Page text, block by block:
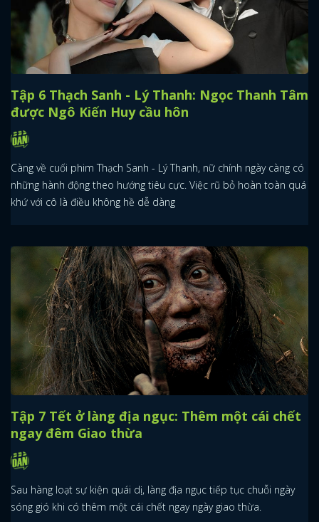
Tập 6 Thạch Sanh - Lý Thanh: Ngọc Thanh Tâm
được Ngô Kiến Huy cầu hôn
Càng về cuối phim Thạch Sanh - Lý Thanh, nữ chính ngày càng có
những hành động theo hướng tiêu cực. Việc rũ bỏ hoàn toàn quá
khứ với cô là điều không hề dễ dàng
Tập 7 Tết ở làng địa ngục: Thêm một cái chết
ngay đêm Giao thừa
Sau hàng loạt sự kiện quái dị, làng địa ngục tiếp tục chuỗi ngày
sóng gió khi có thêm một cái chết ngay ngày giao thừa.